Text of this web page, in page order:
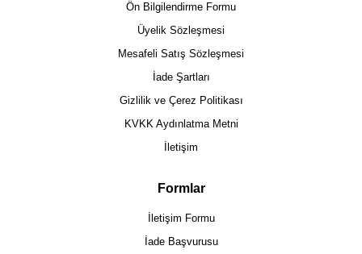
Ön Bilgilendirme Formu
Üyelik Sözleşmesi
Mesafeli Satış Sözleşmesi
İade Şartları
Gizlilik ve Çerez Politikası
KVKK Aydınlatma Metni
İletişim
Formlar
İletişim Formu
İade Başvurusu